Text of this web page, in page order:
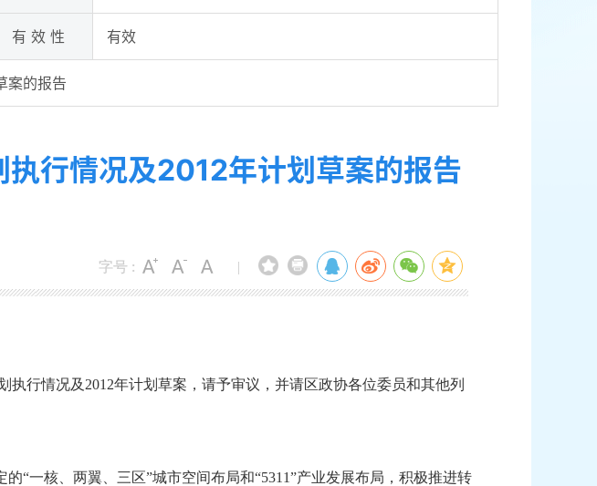
有 效 性 有效
案的报告
行情况及2012年计划草案的报告
字号 : |
执行情况及2012年计划草案， 请予审议， 并请区政协各位委员和其他列
“一核、 两翼、 三区”城市空间布局和“5311”产业发展布局， 积极推进转